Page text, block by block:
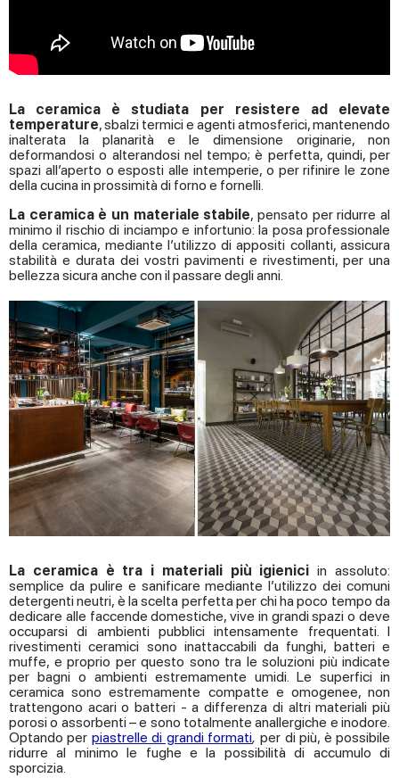
La ceramica è studiata per resistere ad elevate
temperature, sbalzi termici e agenti atmosferici, mantenendo
inalterata la planarità e le dimensione originarie, non
deformandosi o alterandosi nel tempo; è perfetta, quindi, per
spazi all’aperto o esposti alle intemperie, o per rifinire le zone
della cucina in prossimità di forno e fornelli.
La ceramica è un materiale stabile, pensato per ridurre al
minimo il rischio di inciampo e infortunio: la posa professionale
della ceramica, mediante l’utilizzo di appositi collanti, assicura
stabilità e durata dei vostri pavimenti e rivestimenti, per una
bellezza sicura anche con il passare degli anni.
La ceramica è tra i materiali più igieniciin assoluto:
semplice da pulire e sanificare mediante l’utilizzo dei comuni
detergenti neutri, è la scelta perfetta per chi ha poco tempo da
dedicare alle faccende domestiche, vive in grandi spazi o deve
occuparsi di ambienti pubblici intensamente frequentati. I
rivestimenti ceramici sono inattaccabili da funghi, batteri e
muffe, e proprio per questo sono tra le soluzioni più indicate
per bagni o ambienti estremamente umidi. Le superfici in
ceramica sono estremamente compatte e omogenee, non
trattengono acari o batteri - a differenza di altri materiali più
porosi o assorbenti – e sono totalmente anallergiche e inodore.
Optando per piastrelle di grandi formati,per di più, è possibile
ridurre al minimo le fughe e la possibilità di accumulo di
sporcizia.